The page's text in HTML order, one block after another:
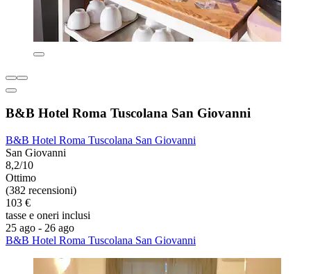
B&B Hotel Roma Tuscolana San Giovanni
B&B Hotel Roma Tuscolana San Giovanni
San Giovanni
8,2/10
Ottimo
(382 recensioni)
103 €
tasse e oneri inclusi
25 ago - 26 ago
B&B Hotel Roma Tuscolana San Giovanni